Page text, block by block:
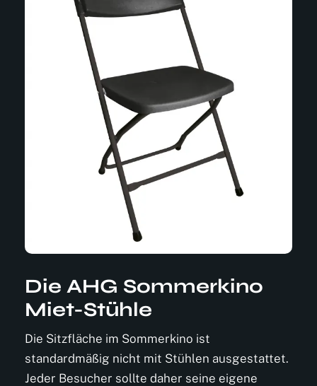
Die AHG Sommerkino
Miet-Stühle
Die Sitzfläche im Sommerkino ist
standardmäßig nicht mit Stühlen ausgestattet.
Jeder Besucher sollte daher seine eigene